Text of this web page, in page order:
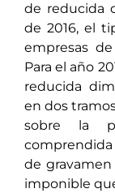
de reducida
de 2016, el
empresas
Para el año
reducida
en dos
sobre la
de
imponible